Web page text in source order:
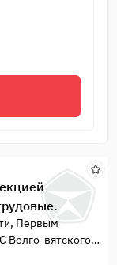
Первым
Волго-вятского
К2-22/483 по